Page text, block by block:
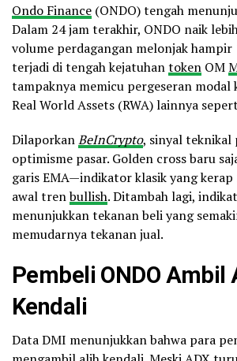
Ondo Finance (ONDO) tengah
Dalam 24 jam terakhir, ONDO naik
volume perdagangan melonjak hampir
terjadi di tengah kejatuhantoken OM
tampaknya memicu pergeseran modal
Real World Assets (RWA) lainnya
DilaporkanBeInCrypto, sinyal teknikal
optimisme pasar. Golden cross baru
garis EMA—indikator klasik yang
awal trenbullish. Ditambah lagi,
menunjukkan tekanan beli yang
memudarnya tekanan jual.
Pembeli ONDO Ambil
Kendali
Data DMI menunjukkan bahwa para